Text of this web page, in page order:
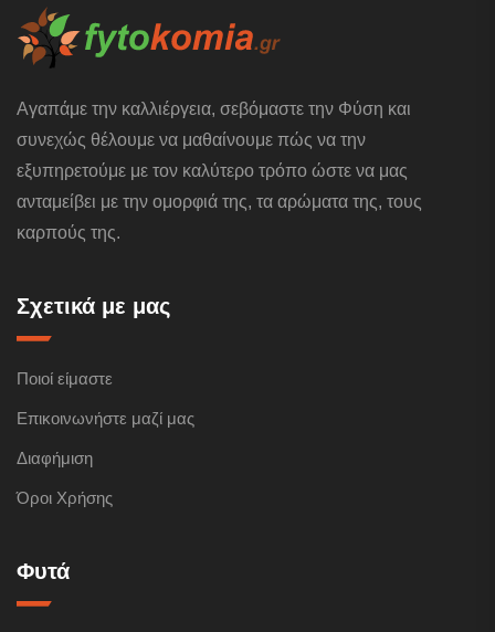
Αγαπάμε την καλλιέργεια, σεβόμαστε την Φύση και
συνεχώς θέλουμε να μαθαίνουμε πώς να την
εξυπηρετούμε με τον καλύτερο τρόπο ώστε να μας
ανταμείβει με την ομορφιά της, τα αρώματα της, τους
καρπούς της.
Σχετικά με μας
Ποιοί είμαστε
Επικοινωνήστε μαζί μας
Διαφήμιση
Όροι Χρήσης
Φυτά